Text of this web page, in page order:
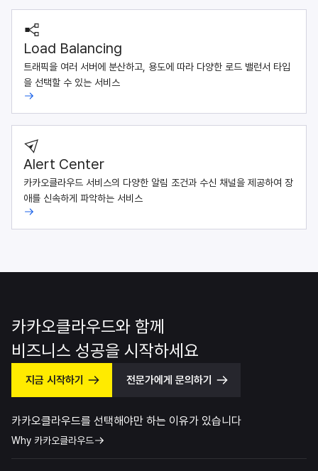
Load Balancing
트래픽을 여러 서버에 분산하고, 용도에 따라 다양한 로드 밸런서 타입
을 선택할 수 있는 서비스
Alert Center
카카오클라우드 서비스의 다양한 알림 조건과 수신 채널을 제공하여 장
애를 신속하게 파악하는 서비스
카카오클라우드와 함께
비즈니스 성공을 시작하세요
지금 시작하기 전문가에게 문의하기
카카오클라우드를 선택해야만 하는 이유가 있습니다
Why 카카오클라우드